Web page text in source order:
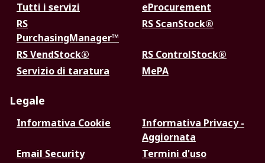
Tutti i servizi
eProcurement
RS
PurchasingManager™
RS ScanStock®
RS VendStock®
RS ControlStock®
Servizio di taratura
MePA
Legale
Informativa Cookie
Informativa Privacy -
Aggiornata
Email Security
Termini d'uso